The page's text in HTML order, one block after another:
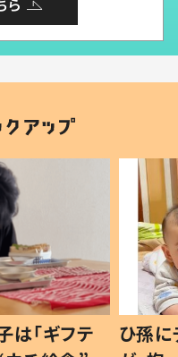
ら
は「ギフテ
ひ孫